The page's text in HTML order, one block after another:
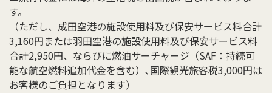
す。
（ただし、成田空港の施設使用料及び保安サービス料合計
3,160円または羽田空港の施設使用料及び保安サービス料
合計2,950円、ならびに燃油サーチャージ（SAF：持続可
能な航空燃料追加代金を含む）､国際観光旅客税3,000円は
お客様のご負担となります）